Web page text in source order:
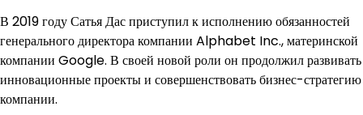
В 2019 году Сатья Дас приступил к исполнению обязанностей
генерального директора компании Alphabet Inc., материнской
компании Google. В своей новой роли он продолжил развивать
инновационные проекты и совершенствовать бизнес-стратегию
компании.